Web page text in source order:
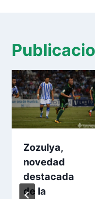
Zozulya,
novedad
destacada
de la